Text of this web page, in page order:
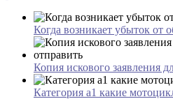
Когда возникает убыток от
Копия искового заявления
Категория а1 какие